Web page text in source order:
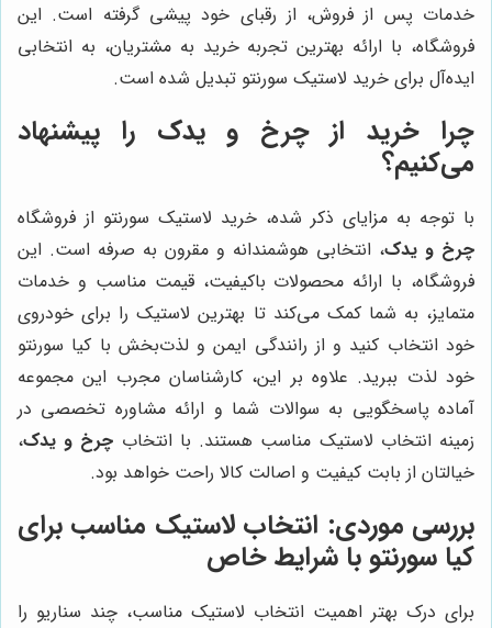
خدمات پس از فروش، از رقبای خود پیشی گرفته است. این
فروشگاه، با ارائه بهترین تجربه خرید به مشتریان، به انتخابی
ایده‌آل برای خرید لاستیک سورنتو تبدیل شده است.
چرا خرید ازچرخ و یدک را پیشنهاد
می‌کنیم؟
با توجه به مزایای ذکر شده، خرید لاستیک سورنتو از فروشگاه
چرخ و یدک، انتخابی هوشمندانه و مقرون به صرفه است. این
فروشگاه، با ارائه محصولات باکیفیت، قیمت مناسب و خدمات
متمایز، به شما کمک می‌کند تا بهترین لاستیک را برای خودروی
خود انتخاب کنید و از رانندگی ایمن و لذت‌بخش با کیا سورنتو
خود لذت ببرید. علاوه بر این، کارشناسان مجرب این مجموعه
آماده پاسخگویی به سوالات شما و ارائه مشاوره تخصصی در
زمینه انتخاب لاستیک مناسب هستند. با انتخاب چرخ و یدک،
خیالتان از بابت کیفیت و اصالت کالا راحت خواهد بود.
بررسی موردی: انتخاب لاستیک مناسب برای
کیا سورنتو با شرایط خاص
برای درک بهتر اهمیت انتخاب لاستیک مناسب، چند سناریو را